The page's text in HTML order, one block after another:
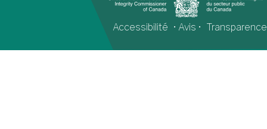
Accessibilité • Avis • Transparence